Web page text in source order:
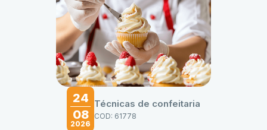
24
08
2026
Técnicas de confeitaria
COD: 61778